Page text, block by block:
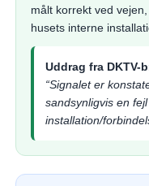
målt korrekt ved
husets interne
Uddrag fra DKTV-
“Signalet er
sandsynligvis en
installation/